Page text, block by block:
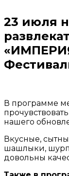
23 июля
В программе
нашего
Вкусные,
шашлыки,
довольны